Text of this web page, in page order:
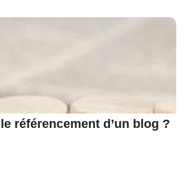
référencement d’un blog ?